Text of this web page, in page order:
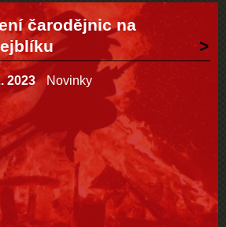
čarodějnic na
2023 Novinky